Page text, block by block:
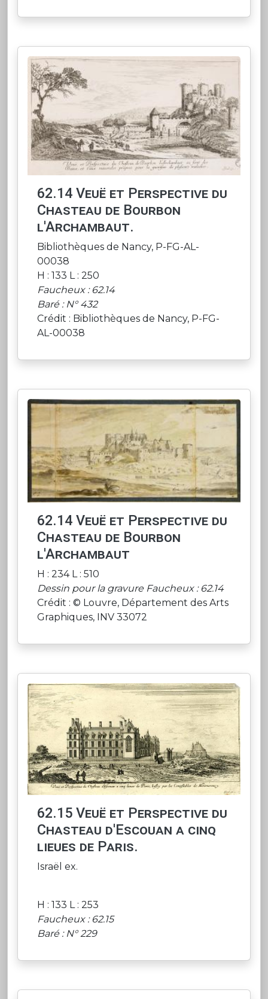
62.14 Veuë et Perspective du
Chasteau de Bourbon
l'Archambaut.
Bibliothèques de Nancy, P-FG-AL-
00038
H : 133 L : 250
Faucheux : 62.14
Baré : N° 432
Crédit : Bibliothèques de Nancy, P-FG-
AL-00038
62.14 Veuë et Perspective du
Chasteau de Bourbon
l'Archambaut
H : 234 L : 510
Dessin pour la gravure Faucheux : 62.14
Crédit : © Louvre, Département des Arts
Graphiques, INV 33072
62.15 Veuë et Perspective du
Chasteau d'Escouan a cinq
lieues de Paris.
Israël ex.
H : 133 L : 253
Faucheux : 62.15
Baré : N° 229